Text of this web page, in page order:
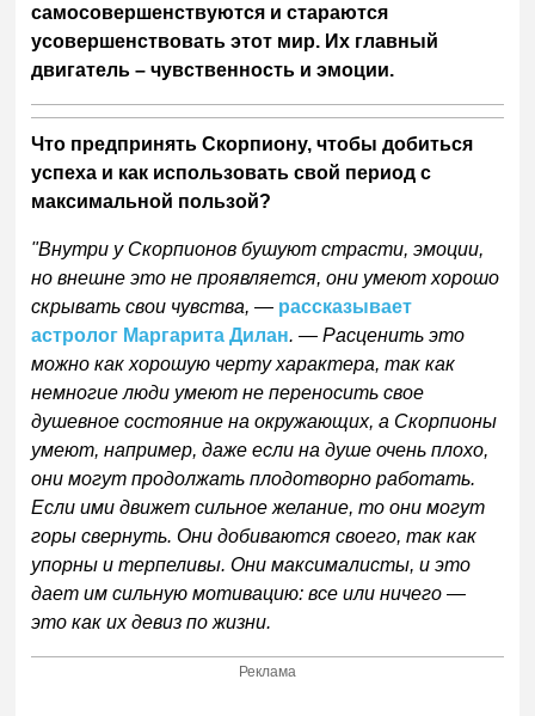
самосовершенствуются и стараются
усовершенствовать этот мир. Их главный
двигатель – чувственность и эмоции.
Что предпринять Скорпиону, чтобы добиться
успеха и как использовать свой период с
максимальной пользой?
"Внутри у Скорпионов бушуют страсти, эмоции,
но внешне это не проявляется, они умеют хорошо
скрывать свои чувства, — рассказывает
астролог Маргарита Дилан. — Расценить это
можно как хорошую черту характера, так как
немногие люди умеют не переносить свое
душевное состояние на окружающих, а Скорпионы
умеют, например, даже если на душе очень плохо,
они могут продолжать плодотворно работать.
Если ими движет сильное желание, то они могут
горы свернуть. Они добиваются своего, так как
упорны и терпеливы. Они максималисты, и это
дает им сильную мотивацию: все или ничего —
это как их девиз по жизни.
Реклама